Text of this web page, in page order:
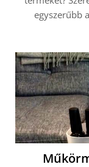
egyszerűbb